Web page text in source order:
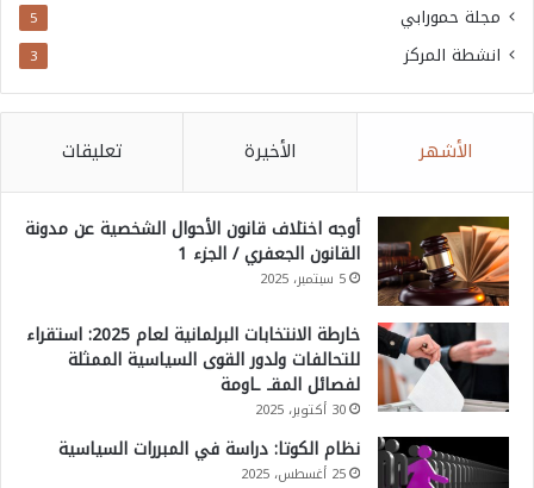
مجلة حمورابي 5
انشطة المركز 3
الأشهر الأخيرة تعليقات
أوجه اختلاف قانون الأحوال الشخصية عن مدونة
القانون الجعفري / الجزء 1
5 سبتمبر، 2025
خارطة الانتخابات البرلمانية لعام 2025: استقراء
للتحالفات ولدور القوى السياسية الممثلة
لفصائل المقـ ـاومة
30 أكتوبر، 2025
نظام الكوتا: دراسة في المبررات السياسية
25 أغسطس، 2025